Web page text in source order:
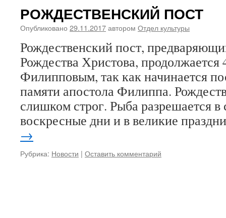
РОЖДЕСТВЕНСКИЙ ПОСТ
Опубликовано 29.11.2017автором Отдел культуры
Рождественский пост,
Рождества Христова, продолжается
Филипповым, так как начинается
памяти апостола Филиппа.
слишком строг. Рыба разрешается в
воскресные дни и в великие
→
Рубрика: Новости | Оставить комментарий